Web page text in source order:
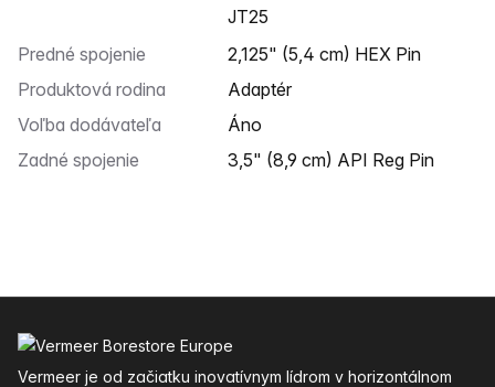
JT25
Predné spojenie
2,125" (5,4 cm) HEX Pin
Produktová rodina
Adaptér
Voľba dodávateľa
Áno
Zadné spojenie
3,5" (8,9 cm) API Reg Pin
Vermeer je od začiatku inovatívnym lídrom v horizontálnom